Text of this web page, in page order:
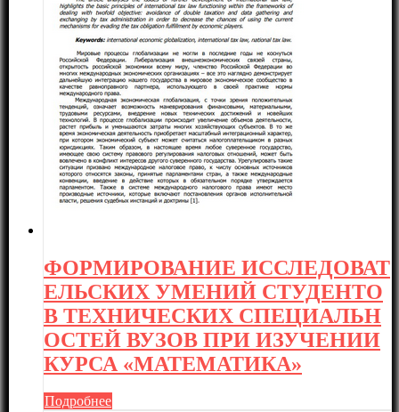
ФОРМИРОВАНИЕ ИССЛЕДОВАТ
ЕЛЬСКИХ УМЕНИЙ СТУДЕНТО
В ТЕХНИЧЕСКИХ СПЕЦИАЛЬН
ОСТЕЙ ВУЗОВ ПРИ ИЗУЧЕНИИ
КУРСА «МАТЕМАТИКА»
Подробнее